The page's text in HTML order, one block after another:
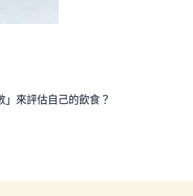
」來評估自己的飲食？